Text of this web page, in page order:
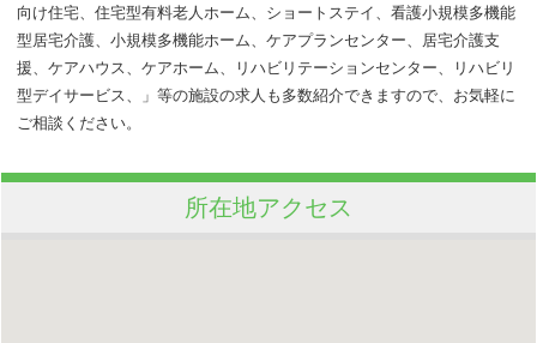
向け住宅、住宅型有料老人ホーム、ショートステイ、看護小規模多機能
型居宅介護、小規模多機能ホーム、ケアプランセンター、居宅介護支
援、ケアハウス、ケアホーム、リハビリテーションセンター、リハビリ
型デイサービス、」等の施設の求人も多数紹介できますので、お気軽に
ご相談ください。
所在地アクセス